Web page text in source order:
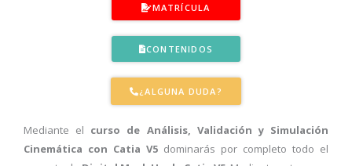
MATRÍCULA
CONTENIDOS
¿ALGUNA DUDA?
Mediante el curso de Análisis, Validación y Simulación
Cinemática con Catia V5 dominarás por completo todo el